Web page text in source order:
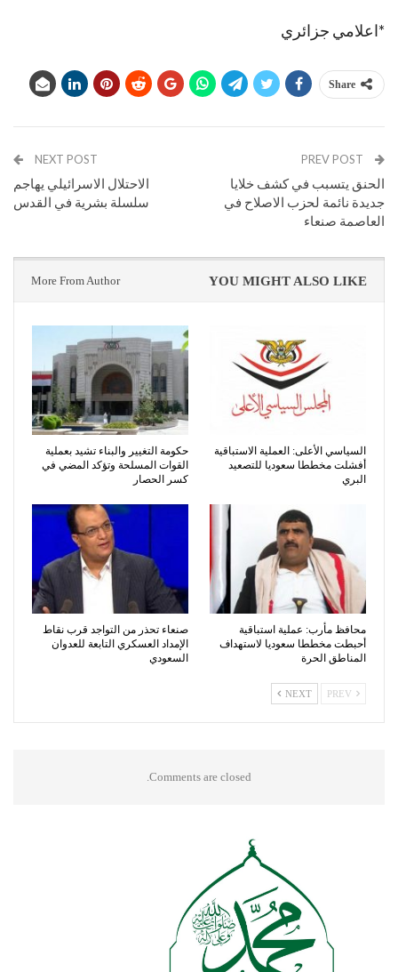
*اعلامي جزائري
Share
الحنق يتسبب في كشف خلايا
جديدة نائمة لحزب الاصلاح في
العاصمة صنعاء
NEXT POST
الاحتلال الاسرائيلي يهاجم
سلسلة بشرية في القدس
YOU MIGHT ALSO LIKE
More From Author
السياسي الأعلى: العملية الاستباقية
أفشلت مخططا سعوديا للتصعيد
البري
حكومة التغيير والبناء تشيد بعملية
القوات المسلحة وتؤكد المضي في
كسر الحصار
محافظ مأرب: عملية استباقية
أحبطت مخططا سعوديا لاستهداف
المناطق الحرة
صنعاء تحذر من التواجد قرب نقاط
الإمداد العسكري التابعة للعدوان
السعودي
NEXT
Comments are closed.